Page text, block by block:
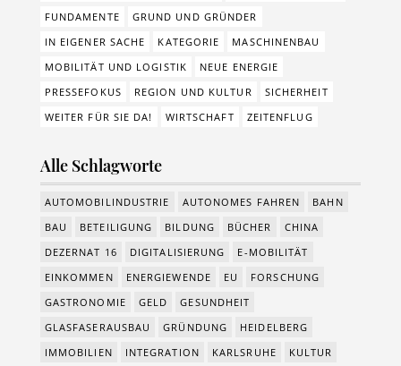
FUNDAMENTE
GRUND UND GRÜNDER
IN EIGENER SACHE
KATEGORIE
MASCHINENBAU
MOBILITÄT UND LOGISTIK
NEUE ENERGIE
PRESSEFOKUS
REGION UND KULTUR
SICHERHEIT
WEITER FÜR SIE DA!
WIRTSCHAFT ZEITENFLUG
Alle Schlagworte
AUTOMOBILINDUSTRIE AUTONOMES FAHREN
BAHN
BAU
BETEILIGUNG BILDUNG BÜCHER
CHINA
DEZERNAT 16
DIGITALISIERUNG
E-MOBILITÄT
EINKOMMEN
ENERGIEWENDE EU
FORSCHUNG
GASTRONOMIE
GELD
GESUNDHEIT
GLASFASERAUSBAU
GRÜNDUNG
HEIDELBERG
IMMOBILIEN
INTEGRATION KARLSRUHE
KULTUR